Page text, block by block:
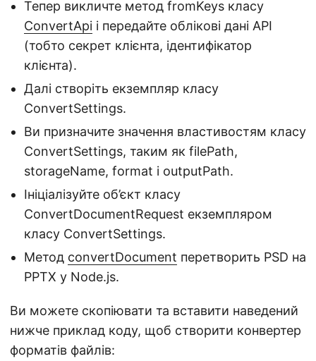
Тепер викличте метод fromKeys класу
ConvertApi і передайте облікові дані API
(тобто секрет клієнта, ідентифікатор
клієнта).
Далі створіть екземпляр класу
ConvertSettings.
Ви призначите значення властивостям класу
ConvertSettings, таким як filePath,
storageName, format і outputPath.
Ініціалізуйте об’єкт класу
ConvertDocumentRequest екземпляром
класу ConvertSettings.
Метод convertDocument перетворить PSD на
PPTX у Node.js.
Ви можете скопіювати та вставити наведений
нижче приклад коду, щоб створити конвертер
форматів файлів: